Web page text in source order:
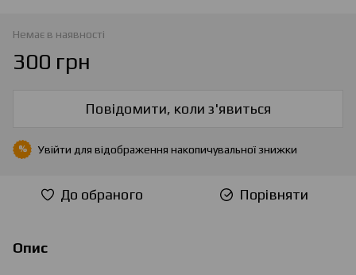
Немає в наявності
300 грн
Повідомити, коли з'явиться
% Увійти для відображення накопичувальної знижки
До обраного Порівняти
Опис